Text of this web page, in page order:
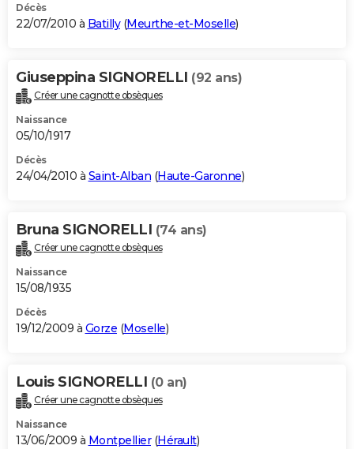
Décès
22/07/2010 à Batilly(Meurthe-et-Moselle)
Giuseppina SIGNORELLI (92 ans)
Créer une cagnotte obsèques
Naissance
05/10/1917
Décès
24/04/2010 à Saint-Alban (Haute-Garonne)
Bruna SIGNORELLI (74 ans)
Créer une cagnotte obsèques
Naissance
15/08/1935
Décès
19/12/2009 à Gorze (Moselle)
Louis SIGNORELLI (0 an)
Créer une cagnotte obsèques
Naissance
13/06/2009 à Montpellier(Hérault)